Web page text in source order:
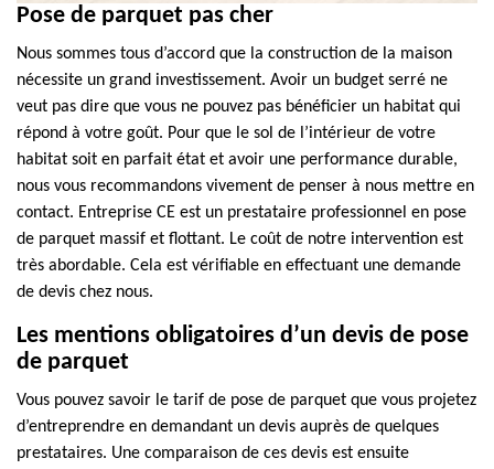
Pose de parquet pas cher
Nous sommes tous d’accord que la construction de la maison
nécessite un grand investissement. Avoir un budget serré ne
veut pas dire que vous ne pouvez pas bénéficier un habitat qui
répond à votre goût. Pour que le sol de l’intérieur de votre
habitat soit en parfait état et avoir une performance durable,
nous vous recommandons vivement de penser à nous mettre en
contact. Entreprise CE est un prestataire professionnel en pose
de parquet massif et flottant. Le coût de notre intervention est
très abordable. Cela est vérifiable en effectuant une demande
de devis chez nous.
Les mentions obligatoires d’un devis de pose
de parquet
Vous pouvez savoir le tarif de pose de parquet que vous projetez
d’entreprendre en demandant un devis auprès de quelques
prestataires. Une comparaison de ces devis est ensuite